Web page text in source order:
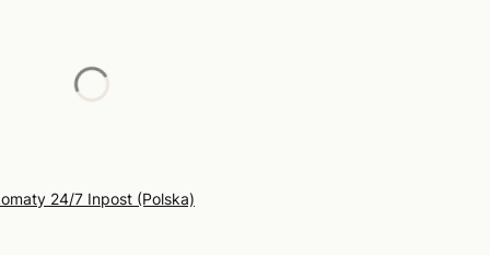
24/7 Inpost (Polska)